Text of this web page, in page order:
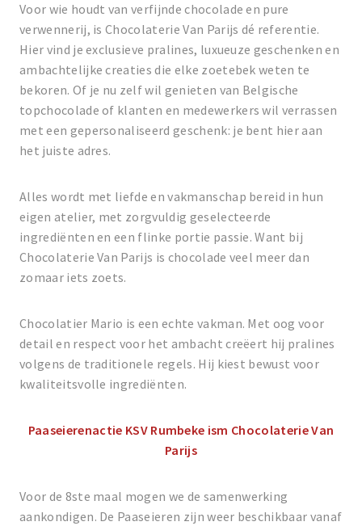
Voor wie houdt van verfijnde chocolade en pure
verwennerij, is Chocolaterie Van Parijs dé referentie.
Hier vind je exclusieve pralines, luxueuze geschenken en
ambachtelijke creaties die elke zoetebek weten te
bekoren. Of je nu zelf wil genieten van Belgische
topchocolade of klanten en medewerkers wil verrassen
met een gepersonaliseerd geschenk: je bent hier aan
het juiste adres.
Alles wordt met liefde en vakmanschap bereid in hun
eigen atelier, met zorgvuldig geselecteerde
ingrediënten en een flinke portie passie. Want bij
Chocolaterie Van Parijs is chocolade veel meer dan
zomaar iets zoets.
Chocolatier Mario is een echte vakman. Met oog voor
detail en respect voor het ambacht creëert hij pralines
volgens de traditionele regels. Hij kiest bewust voor
kwaliteitsvolle ingrediënten.
Paaseierenactie KSV Rumbeke ism Chocolaterie Van
Parijs
Voor de 8ste maal mogen we de samenwerking
aankondigen. De Paaseieren zijn weer beschikbaar vanaf